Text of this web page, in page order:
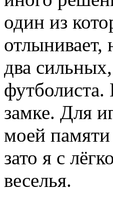
один из
отлынивает,
два
футболиста.
замке. Для
моей памяти
зато я с
веселья.